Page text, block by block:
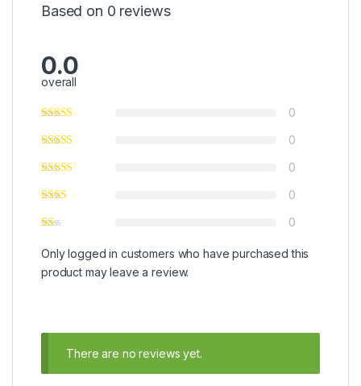
Based on 0 reviews
0.0
overall
0
0
0
0
0
Only logged in customers who have purchased this
product may leave a review.
There are no reviews yet.